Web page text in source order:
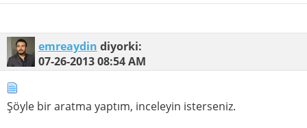
emreaydin diyorki:
07-26-201308:54 AM
Şöyle bir aratma yaptım, inceleyin isterseniz.